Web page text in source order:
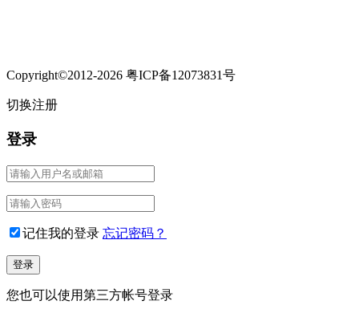
Copyright©2012-2026 粤ICP备12073831号
切换注册
登录
记住我的登录 忘记密码？
您也可以使用第三方帐号登录